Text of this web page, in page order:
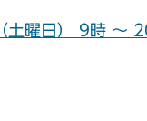
土曜日） 9時 ～